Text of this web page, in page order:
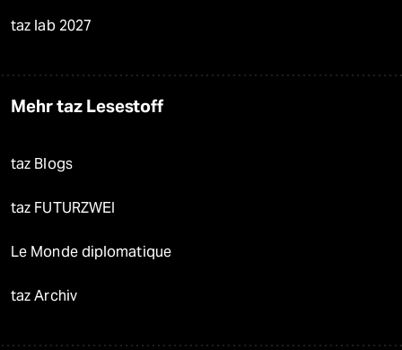
taz lab 2027
Mehr taz Lesestoff
taz Blogs
taz FUTURZWEI
Le Monde diplomatique
taz Archiv